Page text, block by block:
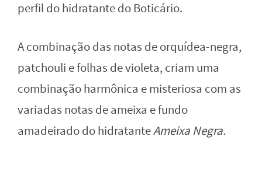
perfil do hidratante do Boticário.
A combinação das notas de orquídea-negra,
patchouli e folhas de violeta, criam uma
combinação harmônica e misteriosa com as
variadas notas de ameixa e fundo
amadeirado do hidratanteAmeixa Negra.